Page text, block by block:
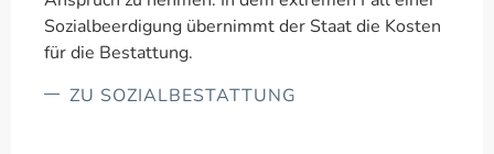
Sozialbeerdigung übernimmt der Staat die Kosten
für die Bestattung.
ZU SOZIALBESTATTUNG